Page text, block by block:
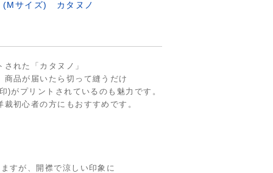
(Mサイズ) カタヌノ
れた「カタヌノ」
品が届いたら切って縫うだけ
)がプリントされているのも魅力です。
初心者の方にもおすすめです。
すが、開襟で涼しい印象に